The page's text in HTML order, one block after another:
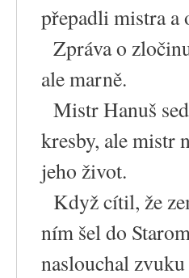
přepadli mistra a
Zpráva o
ale marně.
Mistr Hanuš
kresby, ale mistr
jeho život.
Když cítil, že
ním šel do
naslouchal